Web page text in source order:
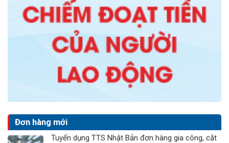
Đơn hàng mới
Tuyển dụng TTS Nhật Bản đơn hàng gia công, cắt